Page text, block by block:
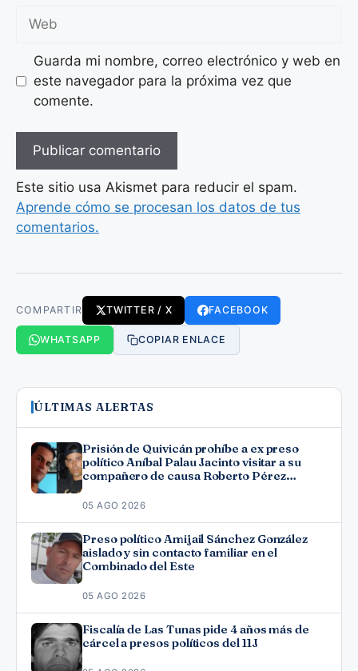
Web
Guarda mi nombre, correo electrónico y web en
este navegador para la próxima vez que
comente.
Este sitio usa Akismet para reducir el spam.
Aprende cómo se procesan los datos de tus
comentarios.
COMPARTIR TWITTER / X FACEBOOK
WHATSAPP COPIAR ENLACE
ÚLTIMAS ALERTAS
Prisión de Quivicán prohíbe a ex preso
político Aníbal Palau Jacinto visitar a su
compañero de causa Roberto Pérez
05 AGO 2026
Preso político Amijail Sánchez González
aislado y sin contacto familiar en el
Combinado del Este
05 AGO 2026
Fiscalía de Las Tunas pide 4 años más de
cárcel a presos políticos del 11J